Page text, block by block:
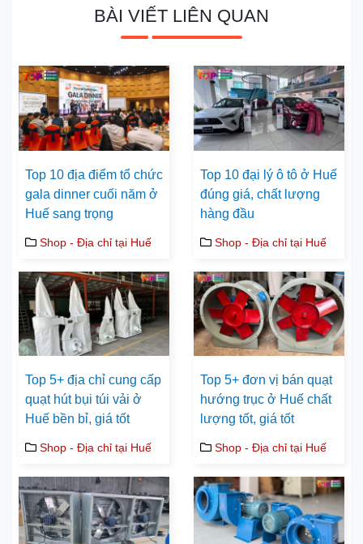
BÀI VIẾT LIÊN QUAN
Top 10 địa điểm tổ chức
gala dinner cuối năm ở
Huế sang trọng
Shop - Địa chỉ tại Huế
Top 10 đại lý ô tô ở Huế
đúng giá, chất lượng
hàng đầu
Shop - Địa chỉ tại Huế
Top 5+ địa chỉ cung cấp
quạt hút bụi túi vải ở
Huế bền bỉ, giá tốt
Shop - Địa chỉ tại Huế
Top 5+ đơn vị bán quạt
hướng trục ở Huế chất
lượng tốt, giá tốt
Shop - Địa chỉ tại Huế